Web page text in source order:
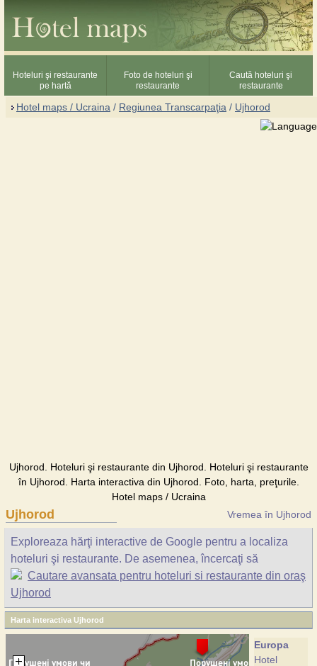
Hoteluri şi restaurante
pe hartă
Foto de hoteluri şi
restaurante
Caută hoteluri şi
restaurante
Hotel maps / Ucraina / Regiunea Transcarpaţia / Ujhorod
Ujhorod. Hoteluri şi restaurante din Ujhorod. Hoteluri şi restaurante
în Ujhorod. Harta interactiva din Ujhorod. Foto, harta, preţurile.
Hotel maps / Ucraina
Ujhorod Vremea în Ujhorod
Exploreaza hărţi interactive de Google pentru a localiza
hoteluri şi restaurante. De asemenea, încercaţi să
Cautare avansata pentru hoteluri si restaurante din oraş
Ujhorod
Harta interactiva Ujhorod
Europa
Hotel